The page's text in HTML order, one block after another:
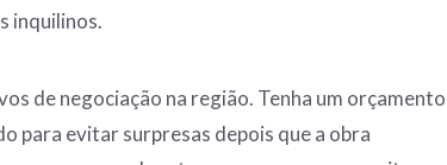
inquilinos.
de negociação na região. Tenha um orçamento
para evitar surpresas depois que a obra